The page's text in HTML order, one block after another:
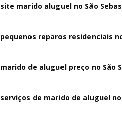
site marido aluguel no São
pequenos reparos residenciais
marido de aluguel preço no São
serviços de marido de aluguel